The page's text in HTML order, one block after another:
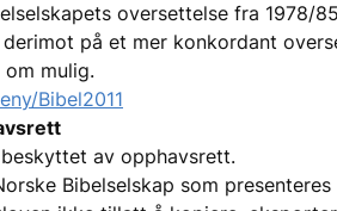
oversettelse fra 1978/
derimot på et mer konkordant
mulig.
Bibel2011
av opphavsrett.
Bibelselskap som